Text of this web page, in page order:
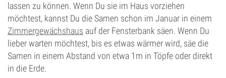
lassen zu können. Wenn Du sie im Haus vorziehen
möchtest, kannst Du die Samen schon im Januar in einem
Zimmergewächshaus auf der Fensterbank säen. Wenn Du
lieber warten möchtest, bis es etwas wärmer wird, säe die
Samen in einem Abstand von etwa 1m in Töpfe oder direkt
in die Erde.